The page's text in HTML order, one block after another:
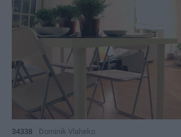
34338 Dominik Vlaheko